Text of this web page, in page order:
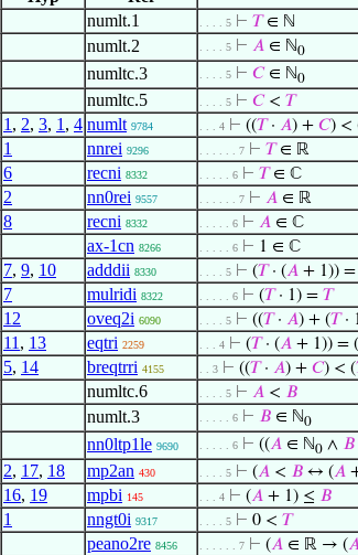
numlt.1 . . . . 5 ⊢ 𝑇∈ ℕ
numlt.2 . . . . 5 ⊢ 𝐴 ∈ ℕ0
numltc.3 . . . . 5 ⊢ 𝐶∈ ℕ0
numltc.5 . . . . 5 ⊢ 𝐶< 𝑇
1 , 2, 3, 1 , 4 numlt 9784 . . . 4 ⊢ ((𝑇· 𝐴) + 𝐶) <
1 nnrei 9296 . . . . . . 7 ⊢ 𝑇∈ ℝ
6 recni 8332 . . . . . 6 ⊢ 𝑇∈ ℂ
2 nn0rei 9557 . . . . . . 7 ⊢ 𝐴 ∈ ℝ
8 recni 8332 . . . . . 6 ⊢ 𝐴 ∈ ℂ
ax-1cn 8266 . . . . . 6 ⊢ 1 ∈ ℂ
7, 9, 10 adddii 8330 . . . . 5 ⊢ (𝑇· (𝐴 + 1)) =
7 mulridi 8322 . . . . . 6 ⊢ (𝑇· 1) = 𝑇
12 oveq2i 6090 . . . . 5 ⊢ ((𝑇· 𝐴) + (𝑇·
11 , 13 eqtri 2259 . . . 4 ⊢ (𝑇· (𝐴 + 1)) =
5, 14 breqtrri 4155 . . 3 ⊢ ((𝑇· 𝐴) + 𝐶) < (
numltc.6 . . . . 5 ⊢ 𝐴 < 𝐵
numlt.3 . . . . . 6 ⊢ 𝐵 ∈ ℕ0
nn0ltp1le 9690 . . . . . 6 ⊢ ((𝐴 ∈ ℕ0 ∧ 𝐵
2, 17, 18 mp2an 430 . . . . 5 ⊢ (𝐴 < 𝐵 ↔ (𝐴
16, 19 mpbi 145 . . . 4 ⊢ (𝐴 + 1) ≤ 𝐵
1 nngt0i 9317 . . . . 5 ⊢ 0 < 𝑇
peano2re 8456 . . . . . . 7 ⊢ (𝐴 ∈ ℝ → (